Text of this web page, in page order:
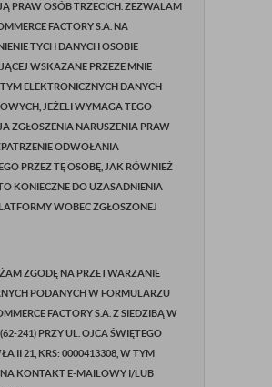
PRAW OSÓB TRZECICH. ZEZWALAM
FACTORY S.A. NA
TYCH DANYCH OSOBIE
WSKAZANE PRZEZE MNIE
TYM ELEKTRONICZNYCH DANYCH
JEŻELI WYMAGA TEGO
ZGŁOSZENIA NARUSZENIA PRAW
ODWOŁANIA
PRZEZ TĘ OSOBĘ, JAK RÓWNIEŻ
KONIECZNE DO UZASADNIENIA
WOBEC ZGŁOSZONEJ
ZGODĘ NA PRZETWARZANIE
PODANYCH W FORMULARZU
FACTORY S.A. Z SIEDZIBĄ W
241) PRZY UL. OJCA ŚWIĘTEGO
II 21, KRS: 0000413308, W TYM
KONTAKT E-MAILOWY I/LUB